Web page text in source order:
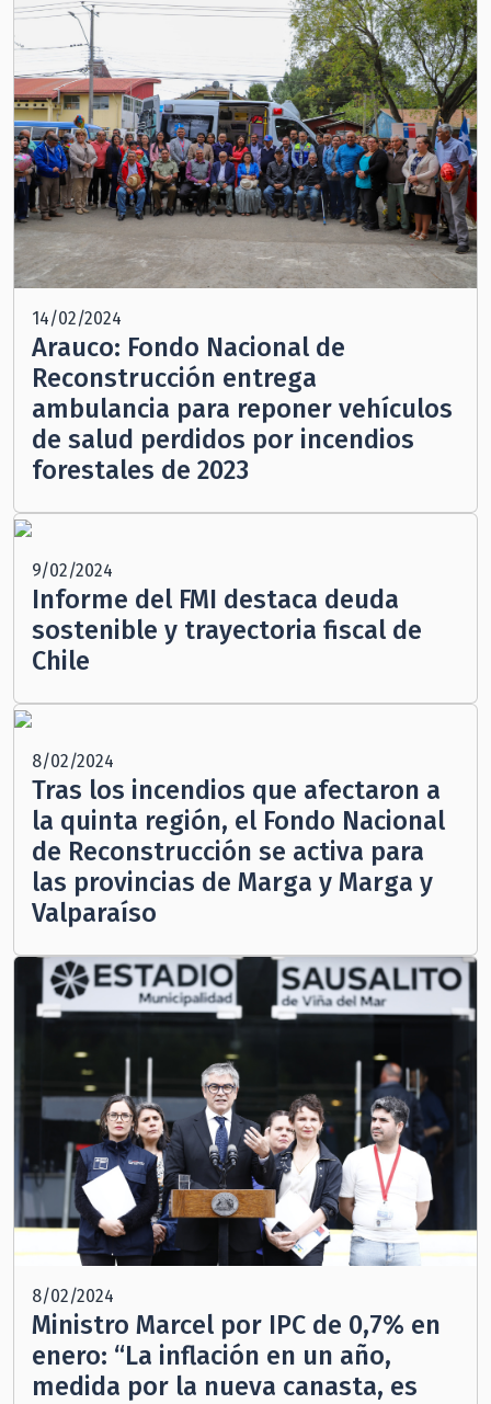
14/02/2024
Arauco: Fondo Nacional de
Reconstrucción entrega
ambulancia para reponer vehículos
de salud perdidos por incendios
forestales de 2023
9/02/2024
Informe del FMI destaca deuda
sostenible y trayectoria fiscal de
Chile
8/02/2024
Tras los incendios que afectaron a
la quinta región, el Fondo Nacional
de Reconstrucción se activa para
las provincias de Marga y Marga y
Valparaíso
8/02/2024
Ministro Marcel por IPC de 0,7% en
enero: “La inflación en un año,
medida por la nueva canasta, es